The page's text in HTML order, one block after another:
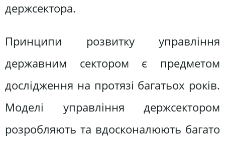
держсектора.
Принципи розвитку управління
державним сектором є предметом
дослідження на протязі багатьох років.
Моделі управління держсектором
розробляють та вдосконалюють багато